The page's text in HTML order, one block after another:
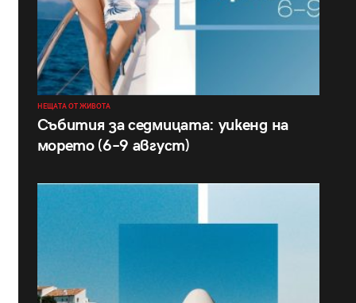
НЕЩАТА ОТ ЖИВОТА
Събития за седмицата: уикенд на
морето (6–9 август)